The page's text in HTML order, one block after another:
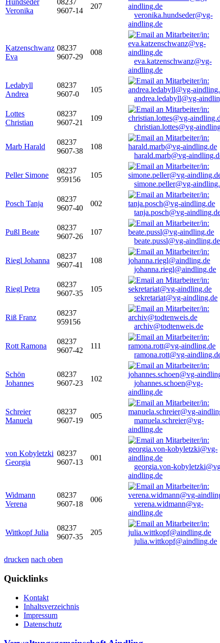
Hundseder
Veronika
08237
9607-14
207
veronika.hundseder@vg-
aindling.de
Katzenschwanz
Eva
08237
9607-29
008
eva.katzenschwanz@vg-
aindling.de
Ledabyll
Andrea
08237
9607-0
105
andrea.ledabyll@vg-
Lottes
Christian
08237
9607-21
109
christian.lottes@vg-
Marb Harald
08237
9607-38
108
harald.marb@vg-
Peller Simone
08237
959156
105
simone.peller@vg-
Posch Tanja
08237
9607-40
002
tanja.posch@vg-
Pußl Beate
08237
9607-26
107
beate.pussl@vg-aindling.de
Riegl Johanna
08237
9607-41
108
johanna.riegl@aindling.de
Riegl Petra
08237
9607-35
105
sekretariat@vg-aindling.de
Riß Franz
08237
959156
archiv@todtenweis.de
Rott Ramona
08237
9607-42
111
ramona.rott@vg-
Schön
Johannes
08237
9607-23
102
johannes.schoen@vg-
aindling.de
Schreier
Manuela
08237
9607-19
005
manuela.schreier@vg-
aindling.de
von Kobyletzki
Georgia
08237
9607-13
001
georgia.von-
aindling.de
Widmann
Verena
08237
9607-18
006
verena.widmann@vg-
aindling.de
Wittkopf Julia
08237
9607-35
205
julia.wittkopf@aindling.de
drucken nach oben
Quicklinks
Kontakt
Inhaltsverzeichnis
Impressum
Datenschutz